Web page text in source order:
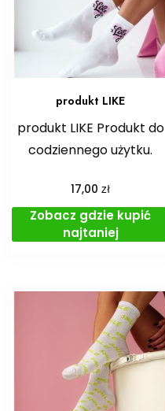
produkt LIKE
produkt LIKE Produkt do
codziennego użytku.
17,00zł
Zobacz gdzie kupić
najtaniej